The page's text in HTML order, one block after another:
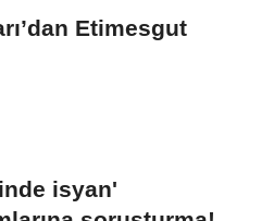
Etimesgut
isyan'